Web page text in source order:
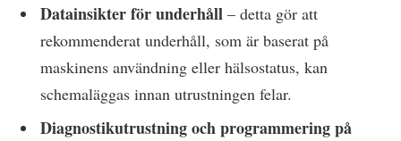
Datainsikter för underhåll – detta gör att
rekommenderat underhåll, som är baserat på
maskinens användning eller hälsostatus, kan
schemaläggas innan utrustningen felar.
Diagnostikutrustning och programmering på